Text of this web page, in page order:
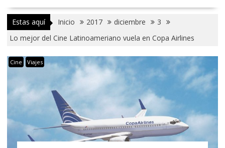
Estas aquí Inicio 2017 diciembre
3
Lo mejor del Cine Latinoameriano vuela en Copa Airlines
Cine Viajes